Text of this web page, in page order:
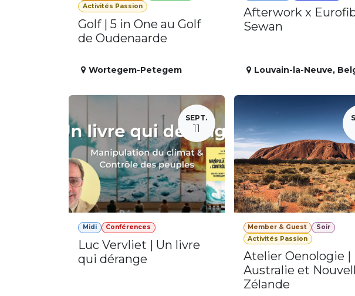
Activités Passion
Golf | 5 in One au Golf
de Oudenaarde
Wortegem-Petegem
Afterwork x
Sewan
Louvain-la-Neuve,
SEPT.
11
Midi Conférences
Luc Vervliet | Un livre
qui dérange
Member & Guest
Soir
Activités Passion
Atelier Oenologie |
Australie et
Zélande